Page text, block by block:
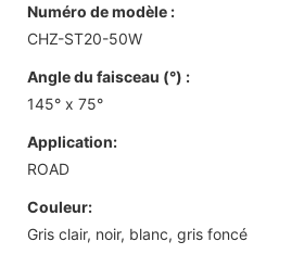
Numéro de modèle :
CHZ-ST20-50W
Angle du faisceau (°) :
145° x 75°
Application:
ROAD
Couleur:
Gris clair, noir, blanc, gris foncé